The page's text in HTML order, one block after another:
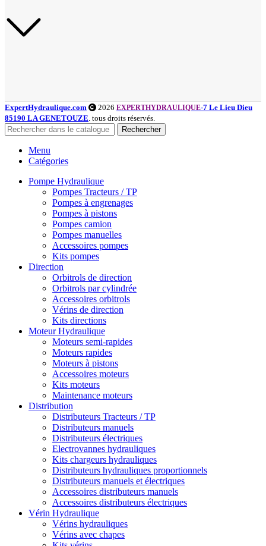
ExpertHydraulique.com 2026 EXPERTHYDRAULIQUE-7 Le Lieu Dieu
85190 LA GENETOUZE. tous droits réservés.
Rechercher
Menu
Catégories
Pompe Hydraulique
Pompes Tracteurs / TP
Pompes à engrenages
Pompes à pistons
Pompes camion
Pompes manuelles
Accessoires pompes
Kits pompes
Direction
Orbitrols de direction
Orbitrols par cylindrée
Accessoires orbitrols
Vérins de direction
Kits directions
Moteur Hydraulique
Moteurs semi-rapides
Moteurs rapides
Moteurs à pistons
Accessoires moteurs
Kits moteurs
Maintenance moteurs
Distribution
Distributeurs Tracteurs / TP
Distributeurs manuels
Distributeurs électriques
Electrovannes hydrauliques
Kits chargeurs hydrauliques
Distributeurs hydrauliques proportionnels
Distributeurs manuels et électriques
Accessoires distributeurs manuels
Accessoires distributeurs électriques
Vérin Hydraulique
Vérins hydrauliques
Vérins avec chapes